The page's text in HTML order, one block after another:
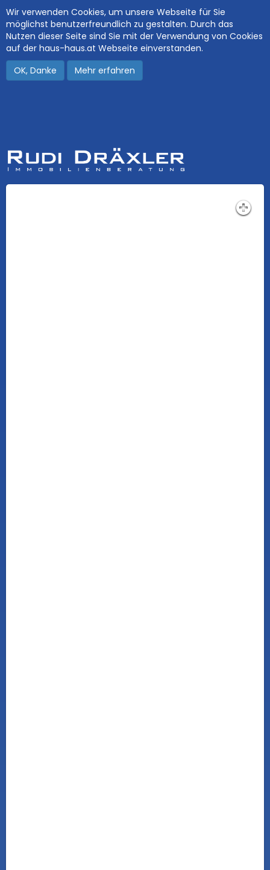
Wir verwenden Cookies, um unsere Webseite für Sie
möglichst benutzerfreundlich zu gestalten. Durch das
Nutzen dieser Seite sind Sie mit der Verwendung von Cookies
auf der haus-haus.at Webseite einverstanden.
OK, Danke
Mehr erfahren